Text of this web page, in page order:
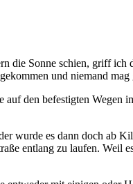
die Sonne schien, griff
und niemand
den befestigten Wegen
wurde es dann doch ab
entlang zu laufen. Weil